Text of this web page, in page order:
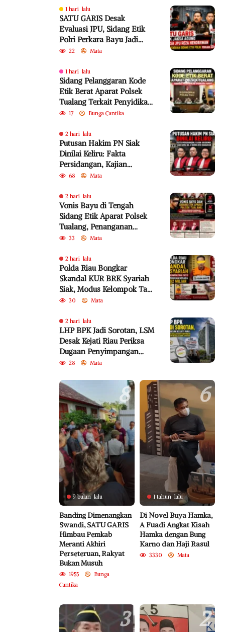
1 hari lalu
SATU GARIS Desak
Evaluasi JPU, Sidang Etik
Polri Perkara Bayu Jadi
Sorotan
22 Mata
1 hari lalu
Sidang Pelanggaran Kode
Etik Berat Aparat Polsek
Tualang Terkait Penyidikan
Perkara Bayu
17 Bunga Cantika
2 hari lalu
Putusan Hakim PN Siak
Dinilai Keliru: Fakta
Persidangan, Kajian
Akademik, dan SEMA No. 4
68 Mata
2 hari lalu
Vonis Bayu di Tengah
Sidang Etik Aparat Polsek
Tualang, Penanganan
Perkara Kembali Jadi
33 Mata
2 hari lalu
Polda Riau Bongkar
Skandal KUR BRK Syariah
Siak, Modus Kelompok Tani
Fiktif Diduga Rugikan
30 Mata
2 hari lalu
LHP BPK Jadi Sorotan, LSM
Desak Kejati Riau Periksa
Dugaan Penyimpangan
Program Bedelau BRK
28 Mata
8
9 bulan lalu
Banding Dimenangkan
Swandi, SATU GARIS
Himbau Pemkab
Meranti Akhiri
Perseteruan, Rakyat
Bukan Musuh
1955
Bunga
Cantika
6
1 tahun lalu
Di Novel Buya Hamka,
A Fuadi Angkat Kisah
Hamka dengan Bung
Karno dan Haji Rasul
3330 Mata
3 2